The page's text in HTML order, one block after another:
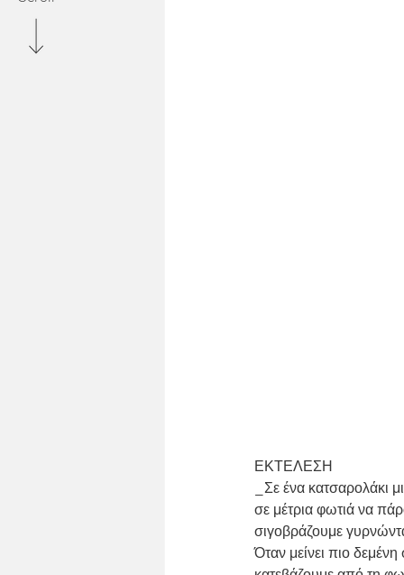
ΕΚΤΕΛΕΣΗ
_Σε ένα κατσαρολάκι
σε μέτρια φωτιά να
σιγοβράζουμε
Όταν μείνει πιο